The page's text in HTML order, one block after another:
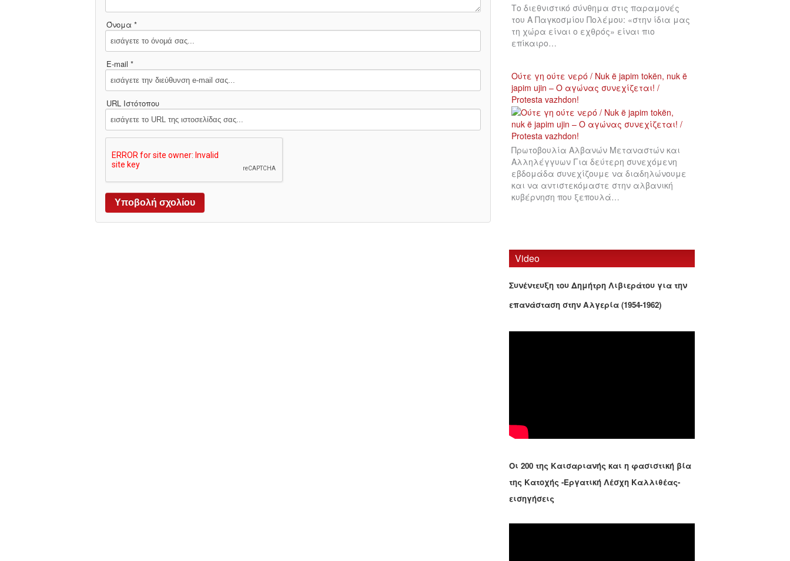
Όνομα *
E-mail *
URL Ιστότοπου
Το διεθνιστικό σύνθημα στις παραμονές
του Α Παγκοσμίου Πολέμου: «στην ίδια μας
τη χώρα είναι ο εχθρός» είναι πιο
επίκαιρο…
Ούτε γη ούτε νερό / Nuk ë japim tokën, nuk ë
japim ujin – Ο αγώνας συνεχίζεται! /
Protesta vazhdon!
Πρωτοβουλία Αλβανών Μεταναστών και
Αλληλέγγυων Για δεύτερη συνεχόμενη
εβδομάδα συνεχίζουμε να διαδηλώνουμε
και να αντιστεκόμαστε στην αλβανική
κυβέρνηση που ξεπουλά…
Video
Συνέντευξη του Δημήτρη Λιβιεράτου για την
επανάσταση στην Αλγερία (1954-1962)
Οι 200 της Καισαριανής και η φασιστική βία
της Κατοχής -Εργατική Λέσχη Καλλιθέας-
εισηγήσεις